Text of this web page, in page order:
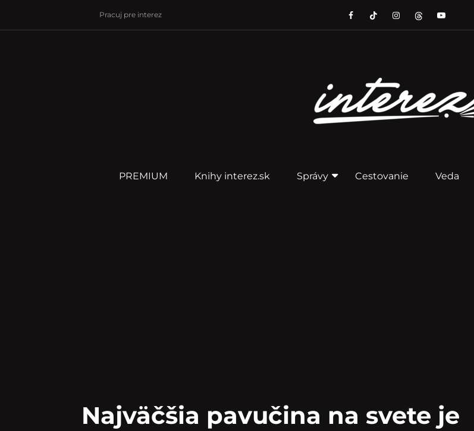
Pracuj pre interez
PREMIUM Knihy interez.sk Správy Cestovanie Veda
Najväčšia pavučina na svete je